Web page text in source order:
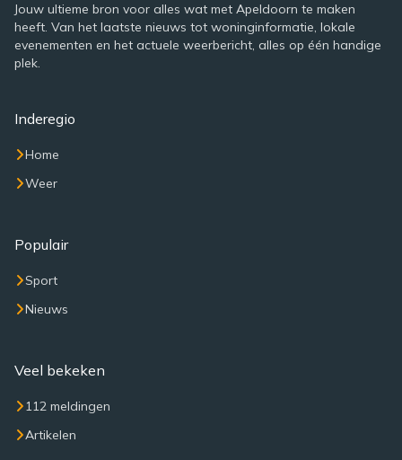
Jouw ultieme bron voor alles wat met Apeldoorn te maken
heeft. Van het laatste nieuws tot woninginformatie, lokale
evenementen en het actuele weerbericht, alles op één handige
plek.
Inderegio
Home
Weer
Populair
Sport
Nieuws
Veel bekeken
112 meldingen
Artikelen